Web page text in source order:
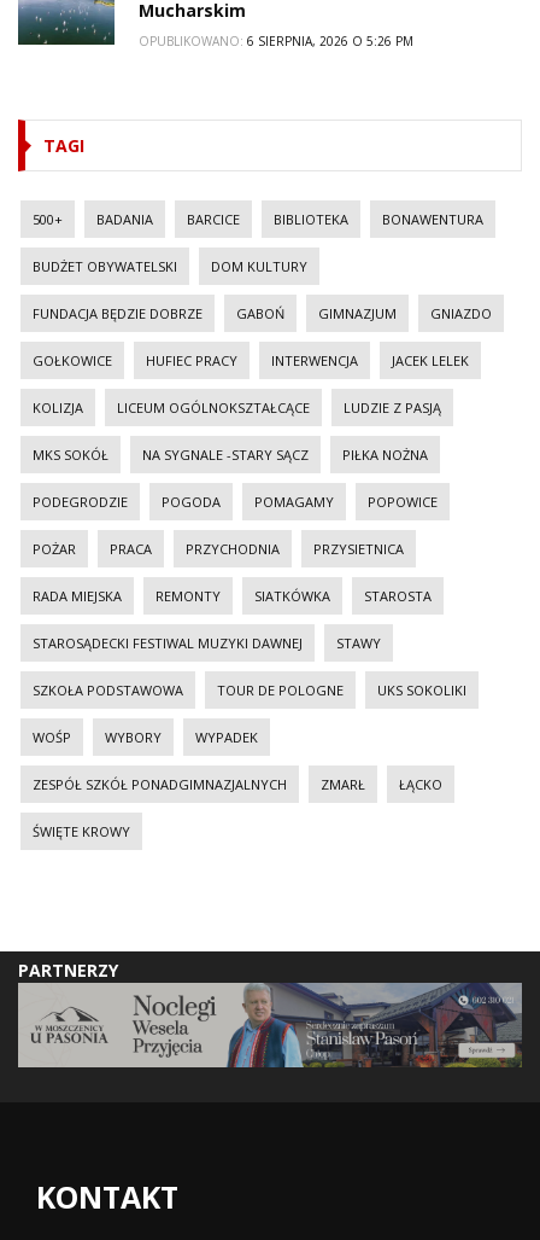
Mucharskim
OPUBLIKOWANO: 6 SIERPNIA, 2026 O 5:26 PM
TAGI
500+ BADANIA BARCICE BIBLIOTEKA BONAWENTURA
BUDŻET OBYWATELSKI DOM KULTURY
FUNDACJA BĘDZIE DOBRZE GABOŃ GIMNAZJUM GNIAZDO
GOŁKOWICE HUFIEC PRACY INTERWENCJA JACEK LELEK
KOLIZJA LICEUM OGÓLNOKSZTAŁCĄCE LUDZIE Z PASJĄ
MKS SOKÓŁ NA SYGNALE -STARY SĄCZ PIŁKA NOŻNA
PODEGRODZIE POGODA POMAGAMY POPOWICE
POŻAR PRACA PRZYCHODNIA PRZYSIETNICA
RADA MIEJSKA REMONTY SIATKÓWKA STAROSTA
STAROSĄDECKI FESTIWAL MUZYKI DAWNEJ STAWY
SZKOŁA PODSTAWOWA TOUR DE POLOGNE UKS SOKOLIKI
WOŚP WYBORY WYPADEK
ZESPÓŁ SZKÓŁ PONADGIMNAZJALNYCH ZMARŁ ŁĄCKO
ŚWIĘTE KROWY
PARTNERZY
KONTAKT